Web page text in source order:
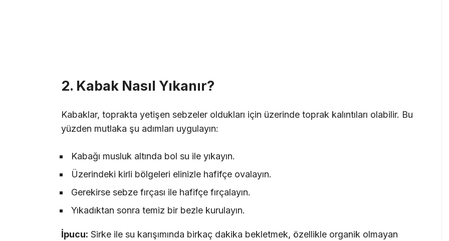
2. Kabak Nasıl Yıkanır?
Kabaklar, toprakta yetişen sebzeler oldukları için üzerinde toprak kalıntıları olabilir. Bu
yüzden mutlaka şu adımları uygulayın:
Kabağı musluk altında bol su ile yıkayın.
Üzerindeki kirli bölgeleri elinizle hafifçe ovalayın.
Gerekirse sebze fırçası ile hafifçe fırçalayın.
Yıkadıktan sonra temiz bir bezle kurulayın.
İpucu: Sirke ile su karışımında birkaç dakika bekletmek, özellikle organik olmayan